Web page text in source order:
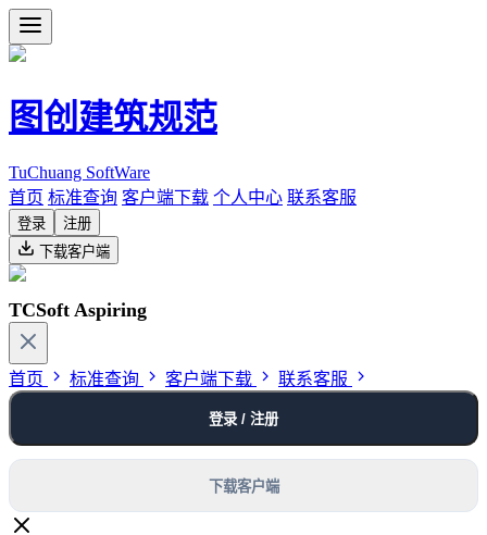
图创建筑规范
TuChuang SoftWare
首页 标准查询 客户端下载 个人中心 联系客服
登录
注册
下载客户端
TCSoft Aspiring
首页 标准查询 客户端下载 联系客服
登录 / 注册
下载客户端